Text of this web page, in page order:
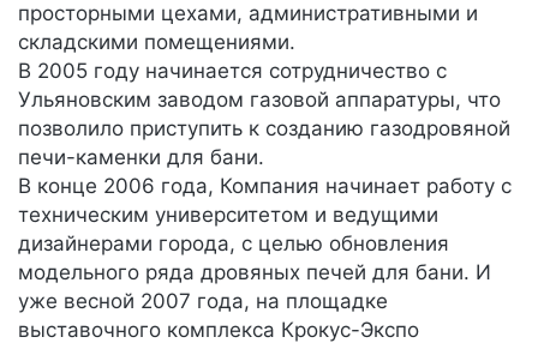
просторными цехами, административными и
складскими помещениями.
В 2005 году начинается сотрудничество с
Ульяновским заводом газовой аппаратуры, что
позволило приступить к созданию газодровяной
печи-каменки для бани.
В конце 2006 года, Компания начинает работу с
техническим университетом и ведущими
дизайнерами города, с целью обновления
модельного ряда дровяных печей для бани. И
уже весной 2007 года, на площадке
выставочного комплекса Крокус-Экспо